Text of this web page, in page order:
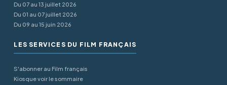
Du 07 au 13 juillet 2026
Du 01 au 07 juillet 2026
Du 09 au 15 juin 2026
LES SERVICES DU FILM FRANÇAIS
S'abonner au Film français
Kiosque voir le sommaire